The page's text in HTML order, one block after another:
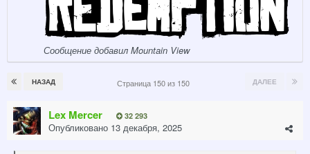
Сообщение добавил Mountain View
НАЗАД ДАЛЕЕ
Страница 150 из 150
Lex Mercer 32 293
Опубликовано 13 декабря, 2025